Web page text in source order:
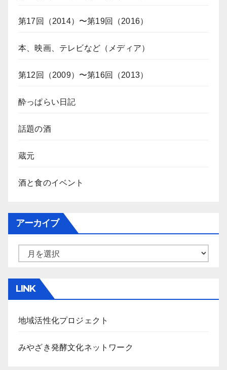
第17回（2014）〜第19回（2016）
本、映画、テレビなど（メディア）
第12回（2009）〜第16回（2013）
酔っぱらい日記
話題の酒
蔵元
酒と食のイベント
アーカイブ
LINK
地域活性化プロジェクト
みやざき発酵文化ネットワーク